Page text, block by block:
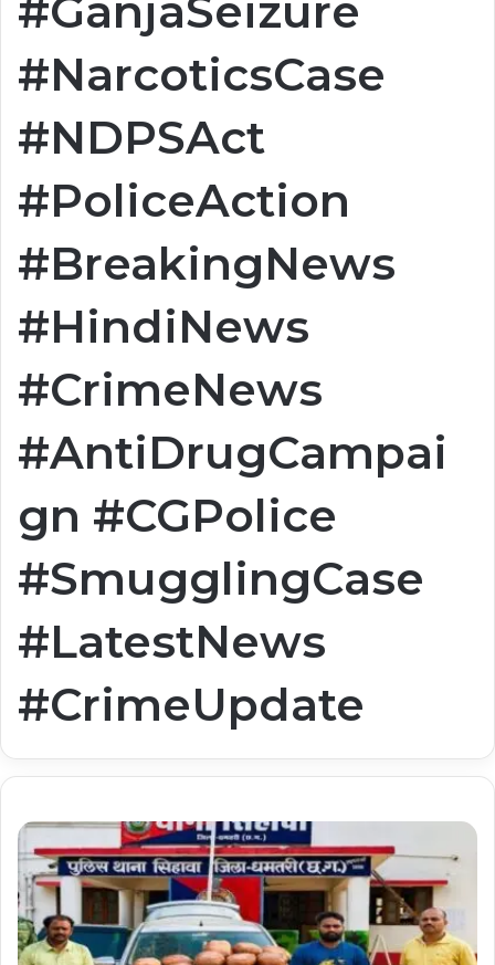
#GanjaSeizure
#NarcoticsCase
#NDPSAct
#PoliceAction
#BreakingNews
#HindiNews
#CrimeNews
#AntiDrugCampai
gn #CGPolice
#SmugglingCase
#LatestNews
#CrimeUpdate